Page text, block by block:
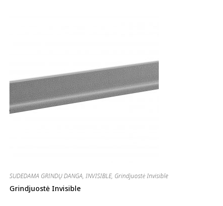
SUDEDAMA GRINDŲ DANGA, INVISIBLE, Grindjuostė Invisible
Grindjuostė Invisible